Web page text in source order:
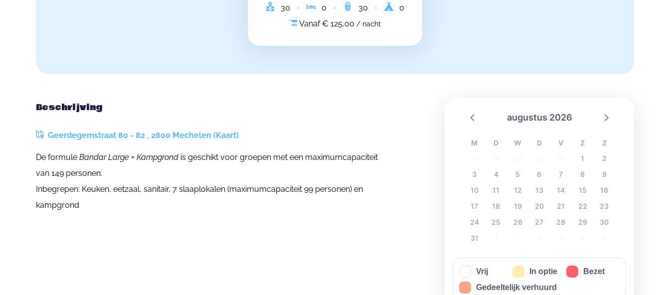
30 0 30
0
Vanaf € 125,00 / nacht
Beschrijving
Geerdegemstraat 80 - 82 , 2800 Mechelen (Kaart)
De formule Bandar Large + Kampgrond is geschikt voor groepen met een maximumcapaciteit
van 149 personen.
Inbegrepen: Keuken, eetzaal, sanitair, 7 slaaplokalen (maximumcapaciteit 99 personen) en
kampgrond
augustus 2026
M D W D V Z
Z
1
2
3
4 5 6 7 8
9
10
11 12 13 14 15
16
17
18 19 20 21 22
23
24
25 26 27 28 29
30
31
Vrij In optie
Bezet
Gedeeltelijk verhuurd